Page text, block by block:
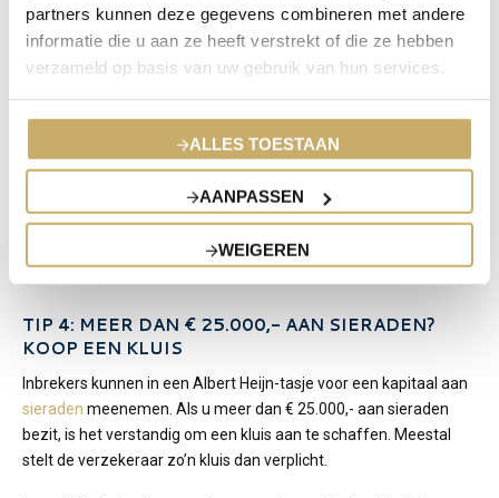
partners kunnen deze gegevens combineren met andere
informatie die u aan ze heeft verstrekt of die ze hebben
verzameld op basis van uw gebruik van hun services.
ALLES TOESTAAN
AANPASSEN
WEIGEREN
met waardeontwikkeling? Dat is tijdrovend en geeft altijd ruimte
voor discussie.
taxatierapport is de basis voor de polis: voor alle partijen is dan
duidelijk wat er verzekerd is én de waarde is vastgelegd. Een
schade kan dus vlot worden afgehandeld met de juiste waarde!
De emotionele waarde van sieraden is vaak
nog groter dan de geldwaarde.
TIP 4: MEER DAN € 25.000,- AAN SIERADEN?
KOOP EEN KLUIS
Inbrekers kunnen in een Albert Heijn-tasje voor een kapitaal aan
sieraden meenemen. Als u meer dan € 25.000,- aan sieraden
bezit, is het verstandig om een kluis aan te schaffen. Meestal
stelt de verzekeraar zo’n kluis dan verplicht.